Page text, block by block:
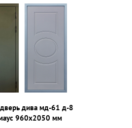
дива мд-61 д-8
960х2050 мм